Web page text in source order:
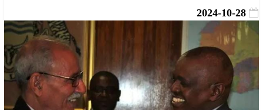
2024-10-28